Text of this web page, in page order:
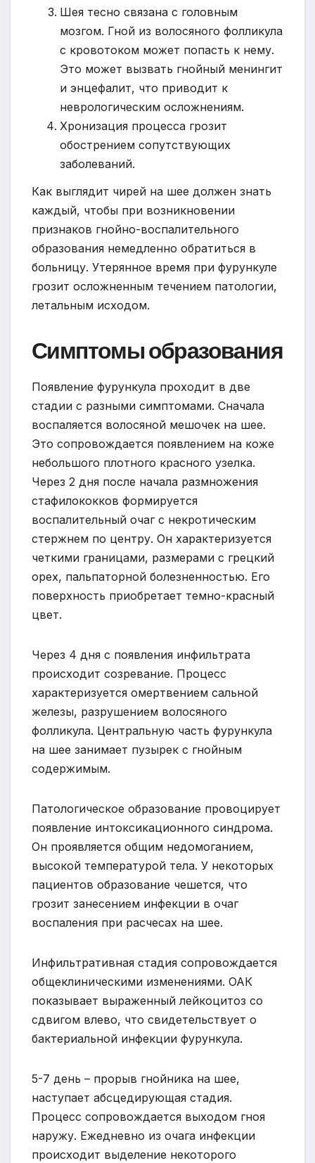
Шея тесно связана с головным
мозгом. Гной из волосяного фолликула
с кровотоком может попасть к нему.
Это может вызвать гнойный менингит
и энцефалит, что приводит к
неврологическим осложнениям.
Хронизация процесса грозит
обострением сопутствующих
заболеваний.
Как выглядит чирей на шее должен знать
каждый, чтобы при возникновении
признаков гнойно-воспалительного
образования немедленно обратиться в
больницу. Утерянное время при фурункуле
грозит осложненным течением патологии,
летальным исходом.
Симптомы образования
Появление фурункула проходит в две
стадии с разными симптомами. Сначала
воспаляется волосяной мешочек на шее.
Это сопровождается появлением на коже
небольшого плотного красного узелка.
Через 2 дня после начала размножения
стафилококков формируется
воспалительный очаг с некротическим
стержнем по центру. Он характеризуется
четкими границами, размерами с грецкий
орех, пальпаторной болезненностью. Его
поверхность приобретает темно-красный
цвет.
Через 4 дня с появления инфильтрата
происходит созревание. Процесс
характеризуется омертвением сальной
железы, разрушением волосяного
фолликула. Центральную часть фурункула
на шее занимает пузырек с гнойным
содержимым.
Патологическое образование провоцирует
появление интоксикационного синдрома.
Он проявляется общим недомоганием,
высокой температурой тела. У некоторых
пациентов образование чешется, что
грозит занесением инфекции в очаг
воспаления при расчесах на шее.
Инфильтративная стадия сопровождается
общеклиническими изменениями. ОАК
показывает выраженный лейкоцитоз со
сдвигом влево, что свидетельствует о
бактериальной инфекции фурункула.
5-7 день – прорыв гнойника на шее,
наступает абсцедирующая стадия.
Процесс сопровождается выходом гноя
наружу. Ежедневно из очага инфекции
происходит выделение некоторого